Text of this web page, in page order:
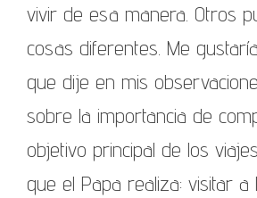
vivir de esa manera. Otros
cosas diferentes. Me
que dije en mis
sobre la importancia de
objetivo principal de los
que el Papa realiza: visitar a